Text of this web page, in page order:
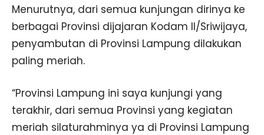
Menurutnya, dari semua kunjungan dirinya ke
berbagai Provinsi dijajaran Kodam II/Sriwijaya,
penyambutan di Provinsi Lampung dilakukan
paling meriah.
“Provinsi Lampung ini saya kunjungi yang
terakhir, dari semua Provinsi yang kegiatan
meriah silaturahminya ya di Provinsi Lampung